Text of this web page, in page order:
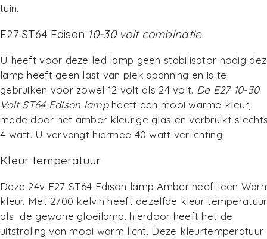
tuin.
E27 ST64 Edison 10-30 volt combinatie
U heeft voor deze led lamp geen stabilisator nodig
lamp heeft geen last van piek spanning en is te
gebruiken voor zowel 12 volt als 24 volt. De E27 10-30
Volt ST64 Edison lamp heeft een mooi warme kleur,
mede door het amber kleurige glas en verbruikt
4 watt. U vervangt hiermee 40 watt verlichting.
Kleur temperatuur
Deze 24v E27 ST64 Edison lamp Amber heeft een
kleur. Met 2700 kelvin heeft dezelfde kleur temperatuur
als de gewone gloeilamp, hierdoor heeft het de
uitstraling van mooi warm licht. Deze kleurtemperatuur